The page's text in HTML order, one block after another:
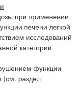
при применении
печени легкой
исследований
категории
функции
(см. раздел